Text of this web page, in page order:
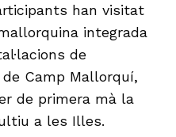
han visitat
integrada
de
Camp Mallorquí,
de primera mà la
a les Illes.